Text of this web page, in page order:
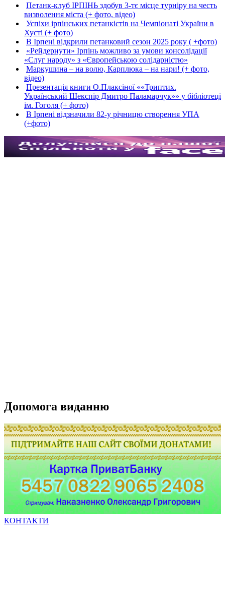
Петанк-клуб ІРПІНЬ здобув 3-тє місце турніру на честь
визволення міста (+ фото, відео)
Успіхи ірпінських петанкістів на Чемпіонаті України в
Хусті (+ фото)
В Ірпені відкрили петанковий сезон 2025 року ( +фото)
«Рейдернути» Ірпінь можливо за умови консолідації
«Слуг народу» з «Європейською солідарністю»
Маркушина – на волю, Карплюка – на нари! (+ фото,
відео)
Презентація книги О.Плаксіної ««Триптих.
Український Шекспір Дмитро Паламарчук»» у бібліотеці
ім. Гоголя (+ фото)
В Ірпені відзначили 82-у річницю створення УПА
(+фото)
Допомога виданню
КОНТАКТИ